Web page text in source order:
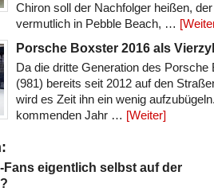
Chiron soll der Nachfolger heißen, der
vermutlich in Pebble Beach, …
Porsche Boxster 2016 als
Da die dritte Generation des Porsche
(981) bereits seit 2012 auf den
wird es Zeit ihn ein wenig
kommenden Jahr … [Weiter]
eigentlich selbst auf der